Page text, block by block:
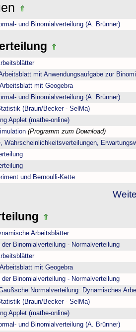
und Binomialverteilung (A. Brünner)
mit Anwendungsaufgabe zur
mit Geogebra
und Binomialverteilung (A. Brünner)
(Braun/Becker - SelMa)
Applet (mathe-online)
(Programm zum Download)
Wahrscheinlichkeitsverteilungen,
und Bernoulli-Kette
Arbeitsblätter
Binomialverteilung - Normalverteilung
mit Geogebra
Binomialverteilung - Normalverteilung
Normalverteilung: Dynamisches
(Braun/Becker - SelMa)
Applet (mathe-online)
und Binomialverteilung (A. Brünner)